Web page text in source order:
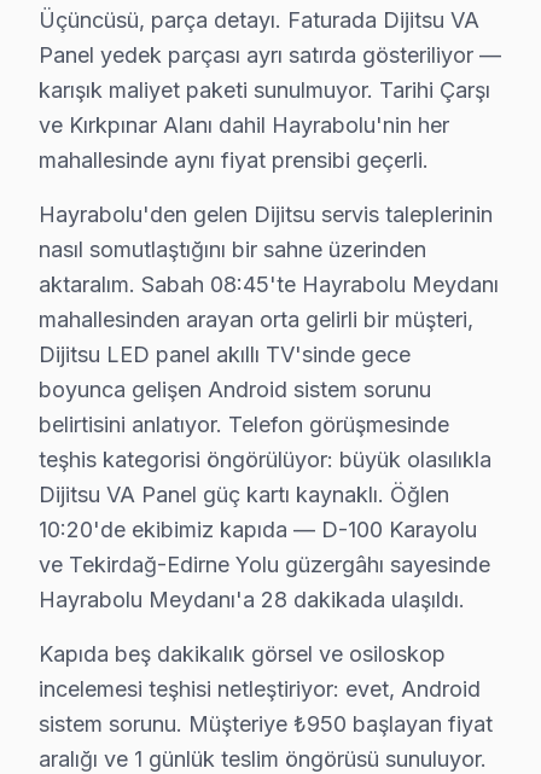
Burhanlı Müşteri Deneyimi — Dijitsu
Burhanlı Mahallesi’ndeki geleneksel mimari ile
Çerkezmusabeyli Müşteri Deneyimi — Dijitsu
Çerkezmusabeyli Mahallesi’nde, Fatma Hanım'ın
Hacıllı Müşteri Deneyimi — Dijitsu
Hacıllı Mahallesi'nin yeşil sokaklarında oturan
Karabedir Müşteri Deneyimi — Dijitsu
Karabedir Mahallesi’nde, Selim Bey’in Dijitsu
Kurtdere Müşteri Deneyimi — Dijitsu
Kurtdere Mahallesi’nin sevimli sokaklarından birinde
Muzruplu Müşteri Deneyimi — Dijitsu
Muzruplu Mahallesi’nde, Kemal Bey’in Dijitsu
Dijitsu televizyon tamir fiyatları Hayrabolu bölgesinde
Panel/ekran değişimi: 32 inç için 1500 TL, 43-
Anakart tamiri: model serisine göre 1000
Üçüncüsü, parça detayı. Faturada Dijitsu VA
Panel yedek parçası ayrı satırda gösteriliyor —
karışık maliyet paketi sunulmuyor. Tarihi Çarşı
ve Kırkpınar Alanı dahil Hayrabolu'nin her
mahallesinde aynı fiyat prensibi geçerli.
Hayrabolu'den gelen Dijitsu servis taleplerinin
nasıl somutlaştığını bir sahne üzerinden
aktaralım. Sabah 08:45'te Hayrabolu Meydanı
mahallesinden arayan orta gelirli bir müşteri,
Dijitsu LED panel akıllı TV'sinde gece
boyunca gelişen Android sistem sorunu
belirtisini anlatıyor. Telefon görüşmesinde
teşhis kategorisi öngörülüyor: büyük olasılıkla
Dijitsu VA Panel güç kartı kaynaklı. Öğlen
10:20'de ekibimiz kapıda — D-100 Karayolu
ve Tekirdağ-Edirne Yolu güzergâhı sayesinde
Hayrabolu Meydanı'a 28 dakikada ulaşıldı.
Kapıda beş dakikalık görsel ve osiloskop
incelemesi teşhisi netleştiriyor: evet, Android
sistem sorunu. Müşteriye ₺950 başlayan fiyat
aralığı ve 1 günlük teslim öngörüsü sunuluyor.